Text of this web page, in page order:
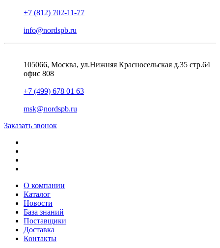
+7 (812) 702-11-77
info@nordspb.ru
105066, Москва, ул.Нижняя Красносельская д.35 стр.64
офис 808
+7 (499) 678 01 63
msk@nordspb.ru
Заказать звонок
О компании
Каталог
Новости
База знаний
Поставщики
Доставка
Контакты